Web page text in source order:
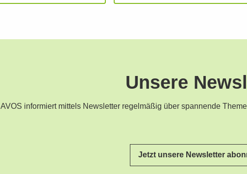
Unsere
AVOS informiert mittels Newsletter regelmäßig über spannende
Jetzt unsere Newsletter